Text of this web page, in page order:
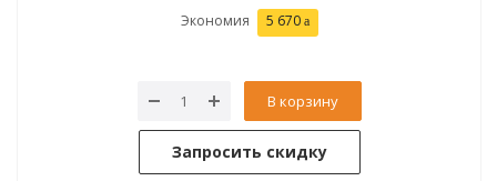
Экономия 5 670
В корзину
Запросить скидку